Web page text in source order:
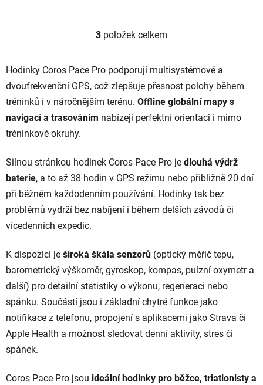
O
l
á
d
a
c
r
v
k
y
v
s
u
3 položek celkem
Hodinky Coros Pace Pro podporují multisystémové a
dvoufrekvenční GPS, což zlepšuje přesnost polohy během
tréninků i v náročnějším terénu. Offline globální mapy s
navigací a trasováním nabízejí perfektní orientaci i mimo
tréninkové okruhy.
Silnou stránkou hodinek Coros Pace Pro je dlouhá výdrž
baterie, a to až 38 hodin v GPS režimu nebo přibližně 20 dní
při běžném každodenním používání. Hodinky tak bez
problémů vydrží bez nabíjení i během delších závodů či
vícedenních expedic.
K dispozici je široká škála senzorů (optický měřič tepu,
barometrický výškoměr, gyroskop, kompas, pulzní oxymetr a
další) pro detailní statistiky o výkonu, regeneraci nebo
spánku. Součástí jsou i základní chytré funkce jako
notifikace z telefonu, propojení s aplikacemi jako Strava či
Apple Health a možnost sledovat denní aktivity, stres či
spánek.
Coros Pace Pro jsou ideální hodinky pro běžce, triatlonisty a